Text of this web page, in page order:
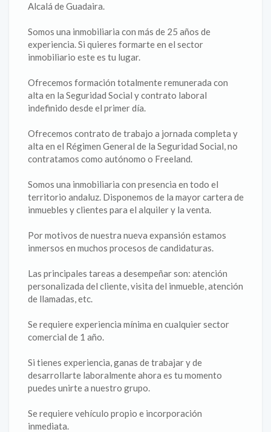
Alcalá de Guadaira.
Somos una inmobiliaria con más de 25 años de
experiencia. Si quieres formarte en el sector
inmobiliario este es tu lugar.
Ofrecemos formación totalmente remunerada con
alta en la Seguridad Social y contrato laboral
indefinido desde el primer día.
Ofrecemos contrato de trabajo a jornada completa y
alta en el Régimen General de la Seguridad Social, no
contratamos como autónomo o Freeland.
Somos una inmobiliaria con presencia en todo el
territorio andaluz. Disponemos de la mayor cartera de
inmuebles y clientes para el alquiler y la venta.
Por motivos de nuestra nueva expansión estamos
inmersos en muchos procesos de candidaturas.
Las principales tareas a desempeñar son: atención
personalizada del cliente, visita del inmueble, atención
de llamadas, etc.
Se requiere experiencia mínima en cualquier sector
comercial de 1 año.
Si tienes experiencia, ganas de trabajar y de
desarrollarte laboralmente ahora es tu momento
puedes unirte a nuestro grupo.
Se requiere vehículo propio e incorporación
inmediata.